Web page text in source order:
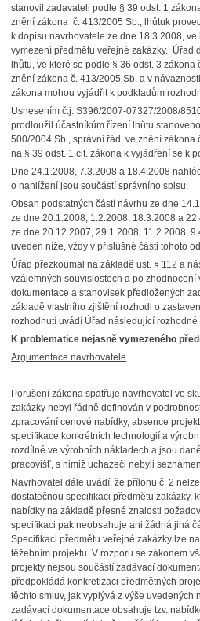
stanovil zadavateli podle § 39 odst. 1
znění zákona č. 413/2005 Sb., lhůtuk
k dopisu navrhovatele ze dne 18.3.2008,
vymezení předmětu veřejné zakázky. Úřad
lhůtu, ve které se podle § 36 odst. 3
znění zákona č. 413/2005 Sb. a v
zákona mohou vyjádřit k podkladům
Usnesením č.j. S396/2007-07327/2008/
prodloužil účastníkům řízení lhůtu
500/2004 Sb., správní řád, ve znění zákona
na § 39 odst. 1 cit. zákona k vyjádření se k
Dne 24.1.2008, 7.3.2008 a 18.4.2008
o nahlížení jsou součástí správního spisu.
Obsah podstatných částí návrhu ze dne
ze dne 20.1.2008, 1.2.2008, 18.3.2008 a
ze dne 20.12.2007, 29.1.2008, 11.2.2008,
uveden níže, vždy v příslušné části tohoto
Úřad přezkoumal na základě ust. § 112 a
vzájemných souvislostech a po
dokumentace a stanovisek předložených
základě vlastního zjištění rozhodl o
rozhodnutí uvádí Úřad následující rozhodné
K problematice nejasně vymezeného
Argumentace navrhovatele
Porušení zákona spatřuje navrhovatel ve
zakázky nebyl řádně definován v
zpracování cenové nabídky, absence
specifikace konkrétních technologií a
rozdílné ve výrobních nákladech a jsou
pracovišť, s nimiž uchazeči nebyli
Navrhovatel dále uvádí, že přílohu č. 2
dostatečnou specifikaci předmětu zakázky,
nabídky na základě přesné znalosti
specifikaci pak neobsahuje ani žádná jiná
Specifikaci předmětu veřejné zakázky lze
těžebním projektu. V rozporu se zákonem
projekty nejsou součástí zadávací
předpokládá konkretizaci předmětných
těchto smluv, jak vyplývá z výše uvedených
zadávací dokumentace obsahuje tzv.